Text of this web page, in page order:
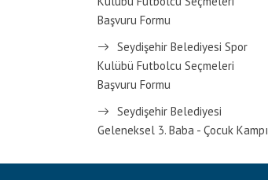
Başvuru Formu
Seydişehir Belediyesi Spor
Kulübü Futbolcu Seçmeleri
Başvuru Formu
Seydişehir Belediyesi
Geleneksel 3. Baba - Çocuk Kampı